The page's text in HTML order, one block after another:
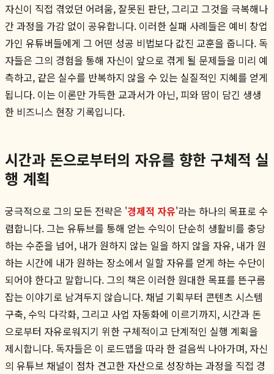
자신이 직접 겪었던 어려움, 잘못된 판단, 그리고 그것을 극복해나
간 과정을 가감 없이 공유합니다. 이러한 실패 사례들은 예비 창업
가인 유튜버들에게 그 어떤 성공 비법보다 값진 교훈을 줍니다. 독
자들은 그의 경험을 통해 자신이 앞으로 겪게 될 문제들을 미리 예
측하고, 같은 실수를 반복하지 않을 수 있는 실질적인 지혜를 얻게
됩니다. 이는 이론만 가득한 교과서가 아닌, 피와 땀이 담긴 생생
한 비즈니스 현장 기록입니다.
시간과 돈으로부터의 자유를 향한 구체적 실
행 계획
궁극적으로 그의 모든 전략은 '경제적 자유'라는 하나의 목표로 수
렴합니다. 그는 유튜브를 통해 얻는 수익이 단순히 생활비를 충당
하는 수준을 넘어, 내가 원하지 않는 일을 하지 않을 자유, 내가 원
하는 시간에 내가 원하는 장소에서 일할 자유를 얻게 하는 수단이
되어야 한다고 말합니다. 그의 책은 이러한 원대한 목표를 뜬구름
잡는 이야기로 남겨두지 않습니다. 채널 기획부터 콘텐츠 시스템
구축, 수익 다각화, 그리고 사업 자동화에 이르기까지, 시간과 돈
으로부터 자유로워지기 위한 구체적이고 단계적인 실행 계획을
제시합니다. 독자들은 이 로드맵을 따라 한 걸음씩 나아가며, 자신
의 유튜브 채널이 점차 견고한 자산으로 성장하는 과정을 직접 경